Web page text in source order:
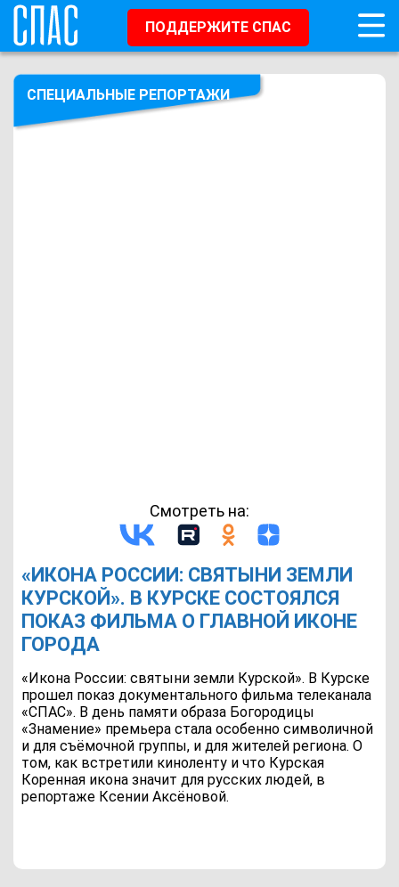
ПОДДЕРЖИТЕ СПАС
СПЕЦИАЛЬНЫЕ РЕПОРТАЖИ
Смотреть на:
«ИКОНА РОССИИ: СВЯТЫНИ ЗЕМЛИ
КУРСКОЙ». В КУРСКЕ СОСТОЯЛСЯ
ПОКАЗ ФИЛЬМА О ГЛАВНОЙ ИКОНЕ
ГОРОДА
«Икона России: святыни земли Курской». В Курске
прошел показ документального фильма телеканала
«СПАС». В день памяти образа Богородицы
«Знамение» премьера стала особенно символичной
и для съёмочной группы, и для жителей региона. О
том, как встретили киноленту и что Курская
Коренная икона значит для русских людей, в
репортаже Ксении Аксёновой.